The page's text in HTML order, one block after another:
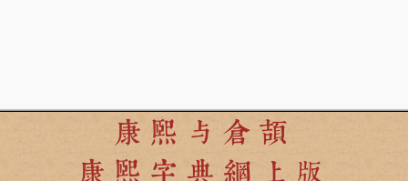
康熙与倉頡
康熙字典網上版